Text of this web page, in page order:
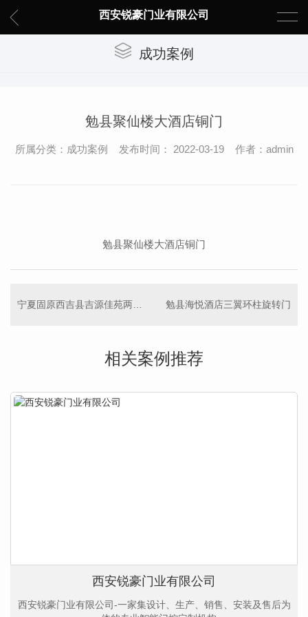
西安锐豪门业有限公司
成功案例
勉县聚仙楼大酒店铜门
所属分类：成功案例 发布时间： 2022-03-19 作者：admin
勉县聚仙楼大酒店铜门
勉县海悦酒店三翼环柱旋转门
相关案例推荐
西安锐豪门业有限公司
西安锐豪门业有限公司-一家集设计、生产、销售、安装及售后为